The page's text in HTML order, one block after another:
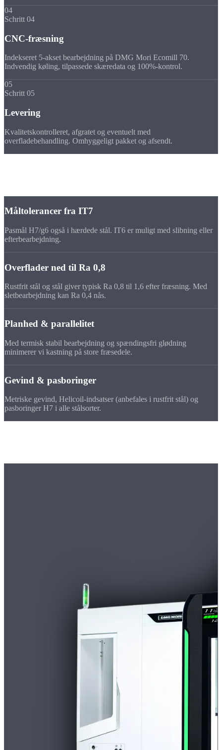
04
Schritt 04
CNC-fræsning
Indekseret 5-akset bearbejdning på DMG Mori Ecomill 70.
Indvendig køling, tilpassede skæredata og 100%-kontrol.
05
Schritt 05
Levering
Kvalitetskontrolleret, afgratet og eventuelt med
overfladebehandling. Omhyggeligt pakket og afsendt.
Måltolerancer fra IT7
Pasmål H7/g6 også i hærdede stål. IT6 er muligt med slibning eller
efterbearbejdning.
Overflader ned til Ra 0,8
Rustfrit stål og stål giver typisk Ra 0,8 til 1,6 efter fræsning. Med
sletbearbejdning kan Ra 0,4 nås.
Planhed & parallelitet
Med termisk stabil bearbejdning og spændingsfri glødning
minimerer vi kastning på store fræsedele.
Gevind & pasboringer
Metriske gevind, Helicoil-indsatser (anbefales i rustfrit stål) og
pasboringer H7 i alle stålsorter.